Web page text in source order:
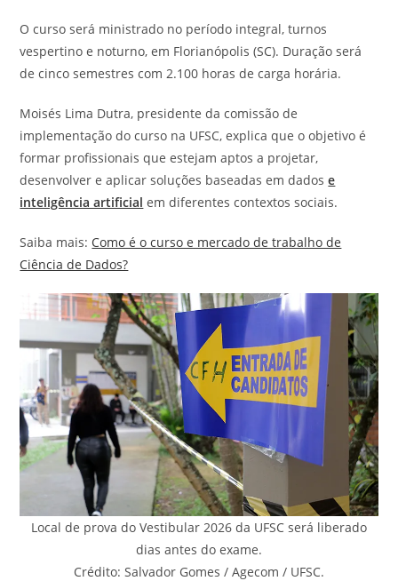
O curso será ministrado no período integral, turnos
vespertino e noturno, em Florianópolis (SC). Duração será
de cinco semestres com 2.100 horas de carga horária.
Moisés Lima Dutra, presidente da comissão de
implementação do curso na UFSC, explica que o objetivo é
formar profissionais que estejam aptos a projetar,
desenvolver e aplicar soluções baseadas em dadose
inteligência artificial em diferentes contextos sociais.
Saiba mais: Como é o curso e mercado de trabalho de
Ciência de Dados?
Local de prova do Vestibular 2026 da UFSC será liberado
dias antes do exame.
Crédito: Salvador Gomes / Agecom / UFSC.